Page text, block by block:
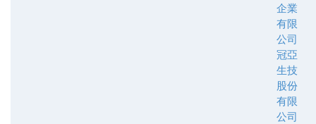
企業
有限
公司
冠亞
生技
股份
有限
公司